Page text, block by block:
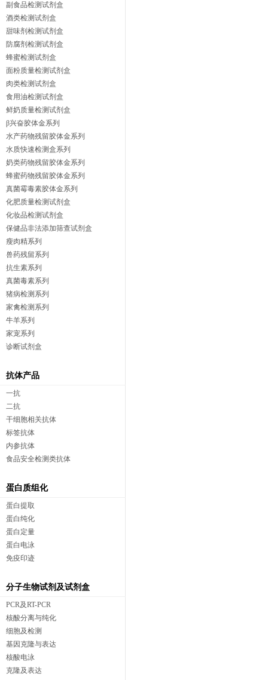
副食品检测试剂盒
酒类检测试剂盒
甜味剂检测试剂盒
防腐剂检测试剂盒
蜂蜜检测试剂盒
面粉质量检测试剂盒
肉类检测试剂盒
食用油检测试剂盒
鲜奶质量检测试剂盒
β兴奋胶体金系列
水产药物残留胶体金系列
水质快速检测盒系列
奶类药物残留胶体金系列
蜂蜜药物残留胶体金系列
真菌霉毒素胶体金系列
化肥质量检测试剂盒
化妆品检测试剂盒
保健品非法添加筛查试剂盒
瘦肉精系列
兽药残留系列
抗生素系列
真菌毒素系列
猪病检测系列
家禽检测系列
牛羊系列
家宠系列
诊断试剂盒
抗体产品
一抗
二抗
干细胞相关抗体
标签抗体
内参抗体
食品安全检测类抗体
蛋白质组化
蛋白提取
蛋白纯化
蛋白定量
蛋白电泳
免疫印迹
分子生物试剂及试剂盒
PCR及RT-PCR
核酸分离与纯化
细胞及检测
基因克隆与表达
核酸电泳
克隆及表达